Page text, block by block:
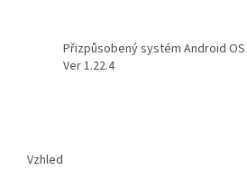
Přizpůsobený systém Android
Ver 1.22.4
Vzhled